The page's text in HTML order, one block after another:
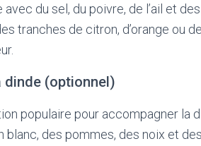
avec du sel, du poivre, de l’ail et
tranches de citron, d’orange ou
dinde (optionnel)
populaire pour accompagner la
blanc, des pommes, des noix et